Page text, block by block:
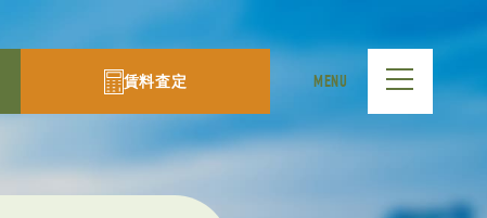
賃料査定 MENU